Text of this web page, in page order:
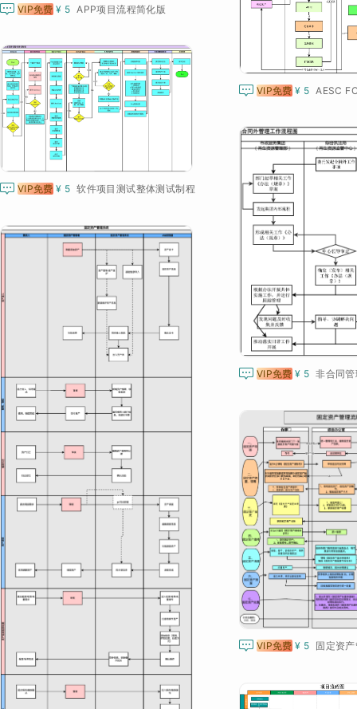
 VIP免费 ¥ 5 APP项目流程简化版
 VIP免费 ¥ 5 AESC
 VIP免费 ¥ 5 软件项目测试整体测试制程
 VIP免费 ¥ 5 非合同
 VIP免费 ¥ 5 固定资